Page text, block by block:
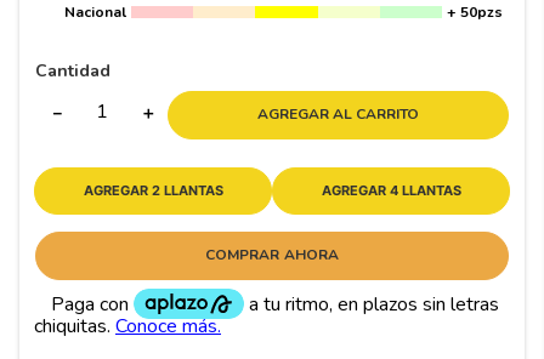
Nacional
+ 50pzs
Cantidad
＋
－ AGREGAR AL CARRITO
AGREGAR 2 LLANTAS AGREGAR 4 LLANTAS
COMPRAR AHORA